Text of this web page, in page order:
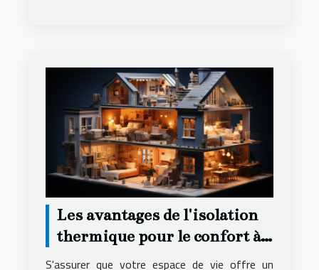
Les avantages de l'isolation
thermique pour le confort à
S'assurer que votre espace de vie offre un